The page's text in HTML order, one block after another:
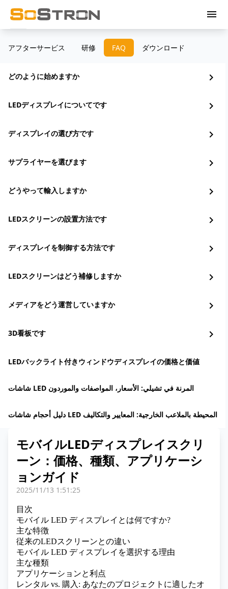
menu
アフターサービス 研修 FAQ ダウンロード
どのように始めますか chevron_right
LEDディスプレイについてです chevron_right
ディスプレイの選び方です chevron_right
サプライヤーを選びます chevron_right
どうやって輸入しますか chevron_right
LEDスクリーンの設置方法です chevron_right
ディスプレイを制御する方法です chevron_right
LEDスクリーンはどう補修しますか chevron_right
メディアをどう運営していますか chevron_right
3D看板です chevron_right
LEDバックライト付きウィンドウディスプレイの価格と価値
شاشات LED المرنة في تشيلي: الأسعار، المواصفات والموردون
دليل أحجام شاشات LED المحيطة بالملاعب الخارجية: المعايير والتكاليف
モバイルLEDディスプレイスクリ
ーン：価格、種類、アプリケーシ
ョンガイド
2025/11/13 1:51:25
目次
モバイル LED ディスプレイとは何ですか?
主な特徴
従来のLEDスクリーンとの違い
モバイル LED ディスプレイを選択する理由
主な種類
アプリケーションと利点
レンタル vs. 購入: あなたのプロジェクトに適したオ